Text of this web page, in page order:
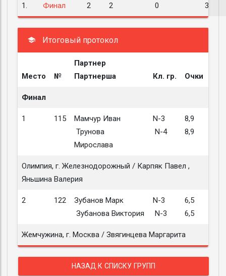
1. Финал 2 2 0 3
Итоговый протокол
Место №
Партнер
Партнерша
Кл. гр. Очки
Финал
1 115
Мамчур Иван
Трунова
Мирослава
N-3
N-4
8,9
8,9
Олимпия, г. Железнодорожный / Карпяк Павел ,
Яньшина Валерия
2 122
Зубанов Марк
Зубанова Виктория
N-3
N-3
6,5
6,5
Жемчужина, г. Москва / Звягинцева Маргарита
НАЗАД К СПИСКУ ГРУПП